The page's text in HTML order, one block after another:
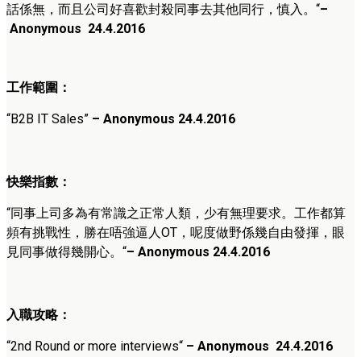
話係無，而且公司好喜歡封殺同事去其他同行，慎入。 “–
Anonymous 24.4.2016
工作範圍：
“B2B IT Sales” – Anonymous 24.4.2016
快樂指數：
“同事上司多為有常識之正常人類，少有無理要求。工作都算
頻有挑戰性，勝在唔強逼人OT，呢度做野係幾自由發揮，眼
見同事做得幾開心。 “– Anonymous 24.4.2016
入職攻略：
“2nd Round or more interviews“ – Anonymous 24.4.2016